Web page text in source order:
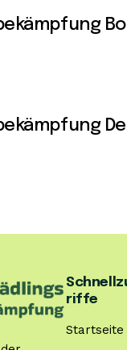
riffe
Startseite